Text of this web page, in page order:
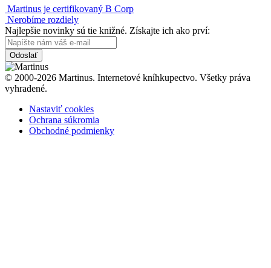
Martinus je certifikovaný B Corp
Nerobíme rozdiely
Najlepšie novinky sú tie knižné. Získajte ich ako prví:
Odoslať
© 2000-2026 Martinus. Internetové kníhkupectvo. Všetky práva
vyhradené.
Nastaviť cookies
Ochrana súkromia
Obchodné podmienky